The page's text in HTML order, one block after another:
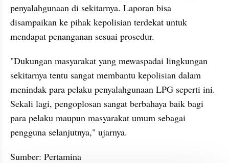
penyalahgunaan di sekitarnya. Laporan bisa
disampaikan ke pihak kepolisian terdekat untuk
mendapat penanganan sesuai prosedur.
"Dukungan masyarakat yang mewaspadai lingkungan
sekitarnya tentu sangat membantu kepolisian dalam
menindak para pelaku penyalahgunaan LPG seperti ini.
Sekali lagi, pengoplosan sangat berbahaya baik bagi
para pelaku maupun masyarakat umum sebagai
pengguna selanjutnya," ujarnya.
Sumber: Pertamina